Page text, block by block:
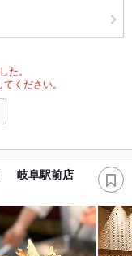
た。
ください。
岐阜駅前店